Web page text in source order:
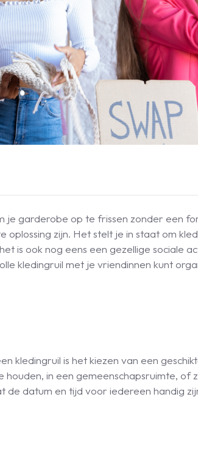
je garderobe op te frissen zonder een
zijn. Het stelt je in staat om
is ook nog eens een gezellige sociale
kledingruil met je vriendinnen kunt
kledingruil is het kiezen van een
in een gemeenschapsruimte, of
datum en tijd voor iedereen handig